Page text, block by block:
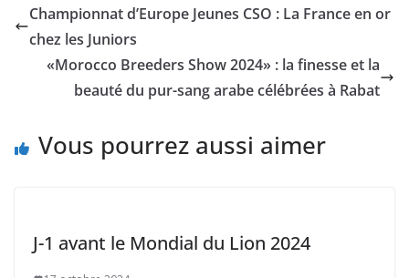
Championnat d’Europe Jeunes CSO : La France en or
chez les Juniors
«Morocco Breeders Show 2024» : la finesse et la
beauté du pur-sang arabe célébrées à Rabat
Vous pourrez aussi aimer
J-1 avant le Mondial du Lion 2024